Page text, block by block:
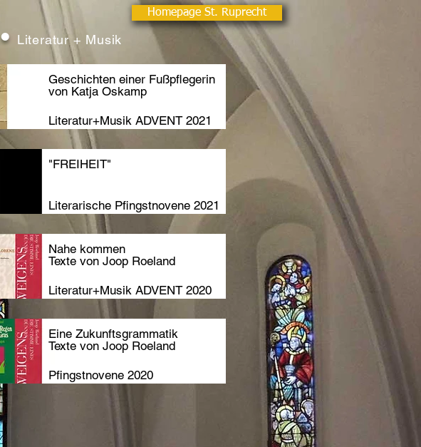
• Literatur + Musik
Homepage St. Ruprecht
Geschichten einer Fußpflegerin
von Katja Oskamp
Literatur+Musik ADVENT 2021
"FREIHEIT"
Literarische Pfingstnovene 2021
Nahe kommen
Texte von Joop Roeland
Literatur+Musik ADVENT 2020
Eine Zukunftsgrammatik
Texte von Joop Roeland
Pfingstnovene 2020